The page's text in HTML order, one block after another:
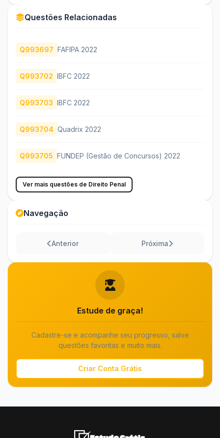
Questões Relacionadas
Q993697 FAFIPA 2022
Q993702 IBFC 2022
Q993703 IBFC 2022
Q993704 Quadrix 2022
Q993705 FUNDEP (Gestão de Concursos) 2022
Ver mais questões de Direito Penal
Navegação
Anterior Próxima
Estude de graça!
Cadastre-se e acompanhe seu progresso, salve
questões favoritas e muito mais.
Criar Conta Grátis